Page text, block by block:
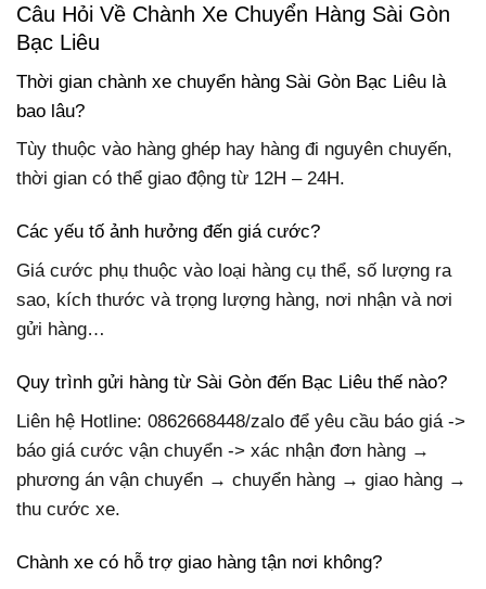
Câu Hỏi Về Chành Xe Chuyển Hàng Sài Gòn
Bạc Liêu
Thời gian chành xe chuyển hàng Sài Gòn Bạc Liêu là
bao lâu?
Tùy thuộc vào hàng ghép hay hàng đi nguyên chuyến,
thời gian có thể giao động từ 12H – 24H.
Các yếu tố ảnh hưởng đến giá cước?
Giá cước phụ thuộc vào loại hàng cụ thể, số lượng ra
sao, kích thước và trọng lượng hàng, nơi nhận và nơi
gửi hàng…
Quy trình gửi hàng từ Sài Gòn đến Bạc Liêu thế nào?
Liên hệ Hotline: 0862668448/zalo để yêu cầu báo giá ->
báo giá cước vận chuyển -> xác nhận đơn hàng →
phương án vận chuyển → chuyển hàng → giao hàng →
thu cước xe.
Chành xe có hỗ trợ giao hàng tận nơi không?